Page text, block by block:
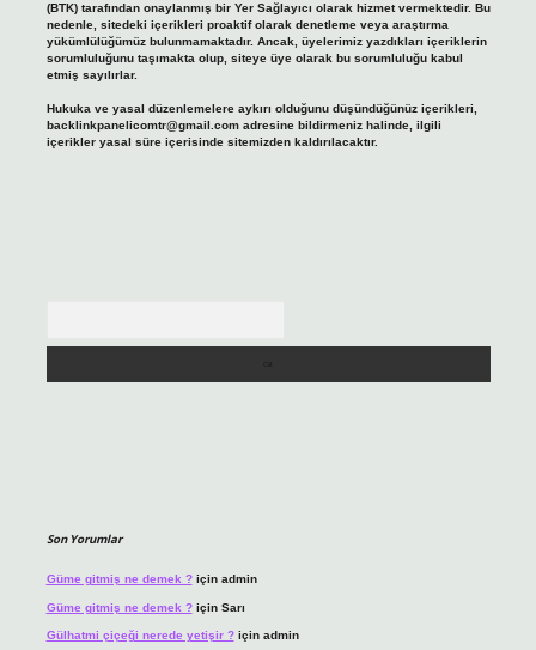
(BTK) tarafından onaylanmış bir Yer Sağlayıcı olarak hizmet vermektedir. Bu
nedenle, sitedeki içerikleri proaktif olarak denetleme veya araştırma
yükümlülüğümüz bulunmamaktadır. Ancak, üyelerimiz yazdıkları içeriklerin
sorumluluğunu taşımakta olup, siteye üye olarak bu sorumluluğu kabul
etmiş sayılırlar.
Hukuka ve yasal düzenlemelere aykırı olduğunu düşündüğünüz içerikleri,
backlinkpanelicomtr@gmail.comadresine bildirmeniz halinde, ilgili
içerikler yasal süre içerisinde sitemizden kaldırılacaktır.
Son Yorumlar
Güme gitmiş ne demek ?için admin
Güme gitmiş ne demek ?için Sarı
Gülhatmi çiçeği nerede yetişir ?için admin